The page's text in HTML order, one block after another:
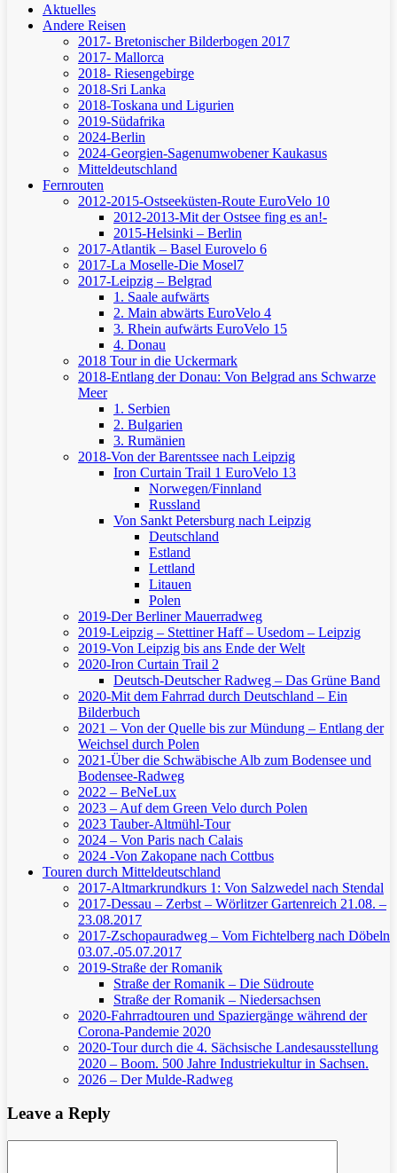
Aktuelles
Andere Reisen
2017- Bretonischer Bilderbogen 2017
2017- Mallorca
2018- Riesengebirge
2018-Sri Lanka
2018-Toskana und Ligurien
2019-Südafrika
2024-Berlin
2024-Georgien-Sagenumwobener Kaukasus
Mitteldeutschland
Fernrouten
2012-2015-Ostseeküsten-Route EuroVelo 10
2012-2013-Mit der Ostsee fing es an!-
2015-Helsinki – Berlin
2017-Atlantik – Basel Eurovelo 6
2017-La Moselle-Die Mosel7
2017-Leipzig – Belgrad
1. Saale aufwärts
2. Main abwärts EuroVelo 4
3. Rhein aufwärts EuroVelo 15
4. Donau
2018 Tour in die Uckermark
2018-Entlang der Donau: Von Belgrad ans Schwarze
Meer
1. Serbien
2. Bulgarien
3. Rumänien
2018-Von der Barentssee nach Leipzig
Iron Curtain Trail 1 EuroVelo 13
Norwegen/Finnland
Russland
Von Sankt Petersburg nach Leipzig
Deutschland
Estland
Lettland
Litauen
Polen
2019-Der Berliner Mauerradweg
2019-Leipzig – Stettiner Haff – Usedom – Leipzig
2019-Von Leipzig bis ans Ende der Welt
2020-Iron Curtain Trail 2
Deutsch-Deutscher Radweg – Das Grüne Band
2020-Mit dem Fahrrad durch Deutschland – Ein
Bilderbuch
2021 – Von der Quelle bis zur Mündung – Entlang der
Weichsel durch Polen
2021-Über die Schwäbische Alb zum Bodensee und
Bodensee-Radweg
2022 – BeNeLux
2023 – Auf dem Green Velo durch Polen
2023 Tauber-Altmühl-Tour
2024 – Von Paris nach Calais
2024 -Von Zakopane nach Cottbus
Touren durch Mitteldeutschland
2017-Altmarkrundkurs 1: Von Salzwedel nach Stendal
2017-Dessau – Zerbst – Wörlitzer Gartenreich 21.08. –
23.08.2017
2017-Zschopauradweg – Vom Fichtelberg nach Döbeln
03.07.-05.07.2017
2019-Straße der Romanik
Straße der Romanik – Die Südroute
Straße der Romanik – Niedersachsen
2020-Fahrradtouren und Spaziergänge während der
Corona-Pandemie 2020
2020-Tour durch die 4. Sächsische Landesausstellung
2020 – Boom. 500 Jahre Industriekultur in Sachsen.
2026 – Der Mulde-Radweg
Leave a Reply